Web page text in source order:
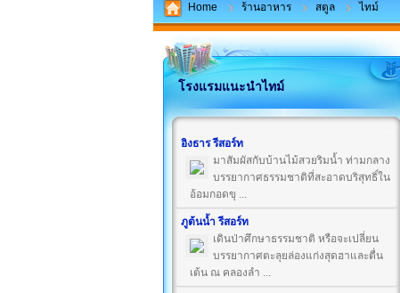
Home ร้านอาหาร สตูล ไทม์
โรงแรมแนะนำไทม์
อิงธาร รีสอร์ท
มาสัมผัสกับบ้านไม้สวยริมน้ำ ท่ามกลาง
บรรยากาศธรรมชาติที่สะอาดบริสุทธิ์ใน
อ้อมกอดขุ ...
ภูต้นน้ำ รีสอร์ท
เดินป่าศึกษาธรรมชาติ หรือจะเปลี่ยน
บรรยากาศตะลุยล่องแก่งสุดฮาและตื่น
เต้น ณ คลองลำ ...